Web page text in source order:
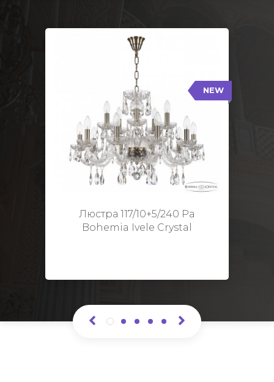
NEW
Люстра 117/10+5/240 Pa
Bohemia Ivele Crystal
117/10+5/240 Pa
Тип: Стеклянный рожок
Цвет арматуры: Патина/
Кол-во ламп: 15
Диаметр: 70 см